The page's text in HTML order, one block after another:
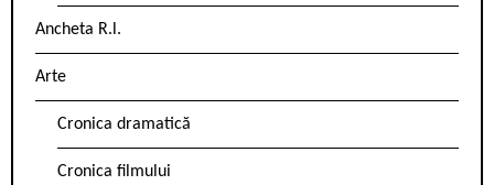
Ancheta R.l.
Arte
Cronica dramatică
Cronica filmului